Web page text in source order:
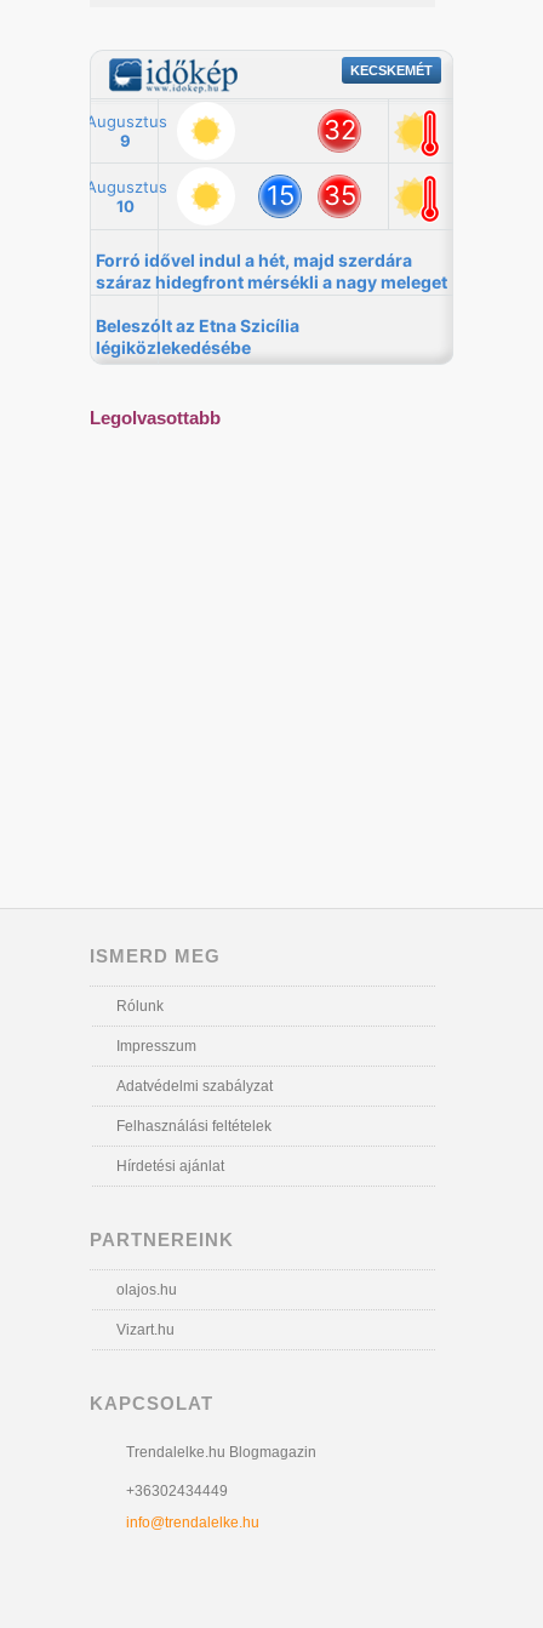
Legolvasottabb
ISMERD MEG
Rólunk
Impresszum
Adatvédelmi szabályzat
Felhasználási feltételek
Hírdetési ajánlat
PARTNEREINK
olajos.hu
Vizart.hu
KAPCSOLAT
Trendalelke.hu Blogmagazin
+36302434449
info@trendalelke.hu